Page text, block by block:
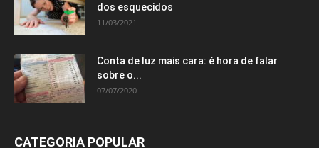
dos esquecidos
11/03/2021
Conta de luz mais cara: é hora de falar
sobre o...
07/07/2020
CATEGORIA POPULAR